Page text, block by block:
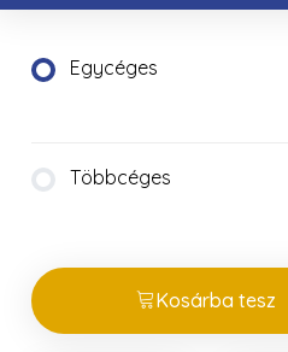
Egycéges
Többcéges
Kosárba tesz